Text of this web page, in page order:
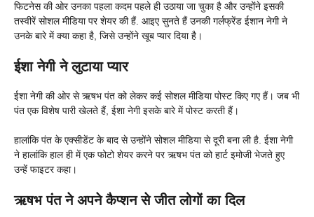
फिटनेस की ओर उनका पहला कदम पहले ही उठाया जा चुका है और उन्होंने इसकी
तस्वीरें सोशल मीडिया पर शेयर की हैं. आइए सुनते हैं उनकी गर्लफ्रेंड ईशान नेगी ने
उनके बारे में क्या कहा है, जिसे उन्होंने खूब प्यार दिया है।
ईशा नेगी ने लुटाया प्यार
ईशा नेगी की ओर से ऋषभ पंत को लेकर कई सोशल मीडिया पोस्ट किए गए हैं। जब भी
पंत एक विशेष पारी खेलते हैं, ईशा नेगी इसके बारे में पोस्ट करती हैं।
हालांकि पंत के एक्सीडेंट के बाद से उन्होंने सोशल मीडिया से दूरी बना ली है. ईशा नेगी
ने हालांकि हाल ही में एक फोटो शेयर करने पर ऋषभ पंत को हार्ट इमोजी भेजते हुए
उन्हें फाइटर कहा।
ऋषभ पंत ने अपने कैप्शन से जीत लोगों का दिल